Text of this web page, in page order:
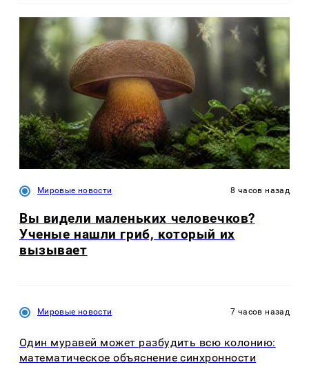
Мировые новости 8 часов назад
Вы видели маленьких человечков?
Ученые нашли гриб, который их
вызывает
Мировые новости 7 часов назад
Один муравей может разбудить всю колонию:
математическое объяснение синхронности